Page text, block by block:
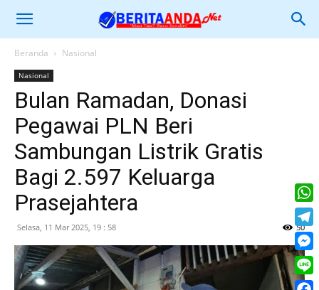
Beranda Nasional
Nasional
Bulan Ramadan, Donasi
Pegawai PLN Beri
Sambungan Listrik Gratis
Bagi 2.597 Keluarga
Prasejahtera
Selasa, 11 Mar 2025, 19 : 58 50
Line